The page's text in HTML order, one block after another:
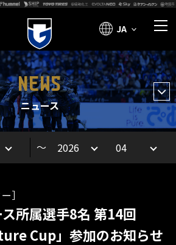
JA
NEWS
ニュース
～
］
所属選手8名 第14回
Cup」参加のお知らせ